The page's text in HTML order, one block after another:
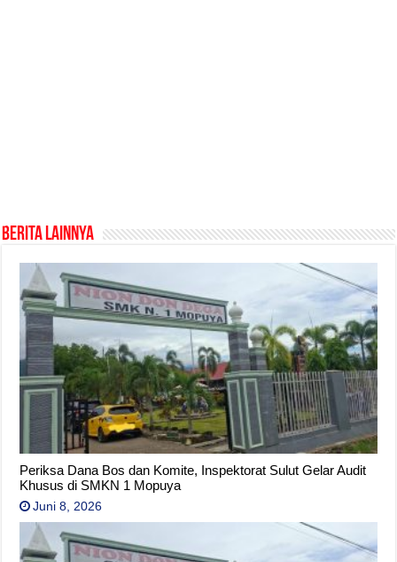
Berita Lainnya
Periksa Dana Bos dan Komite, Inspektorat Sulut Gelar Audit
Khusus di SMKN 1 Mopuya
Juni 8, 2026